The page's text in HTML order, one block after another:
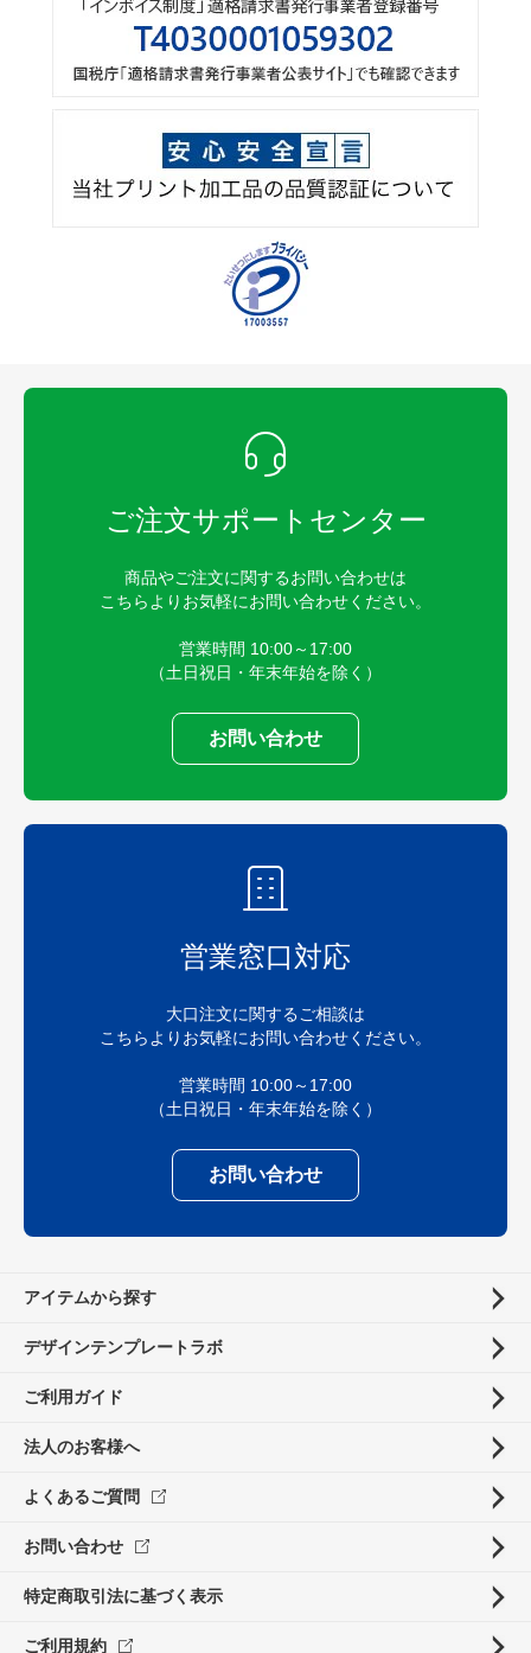
ご注文サポートセンター
商品やご注文に関するお問い合わせは
こちらよりお気軽にお問い合わせください。
営業時間 10:00～17:00
（土日祝日・年末年始を除く）
お問い合わせ
営業窓口対応
大口注文に関するご相談は
こちらよりお気軽にお問い合わせください。
営業時間 10:00～17:00
（土日祝日・年末年始を除く）
お問い合わせ
アイテムから探す
デザインテンプレートラボ
ご利用ガイド
法人のお客様へ
よくあるご質問
お問い合わせ
特定商取引法に基づく表示
ご利用規約